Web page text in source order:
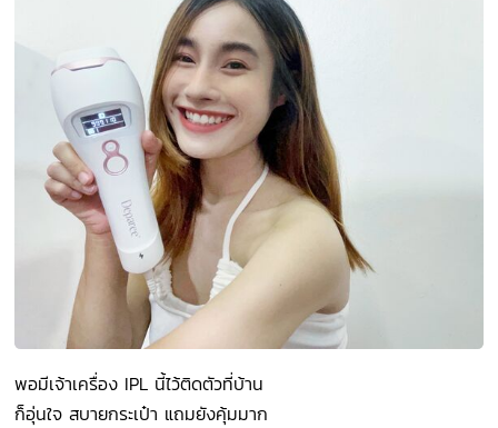
พอมีเจ้าเครื่อง IPL นี้ไว้ติดตัวที่บ้าน
ก็อุ่นใจ สบายกระเป๋า แถมยังคุ้มมาก